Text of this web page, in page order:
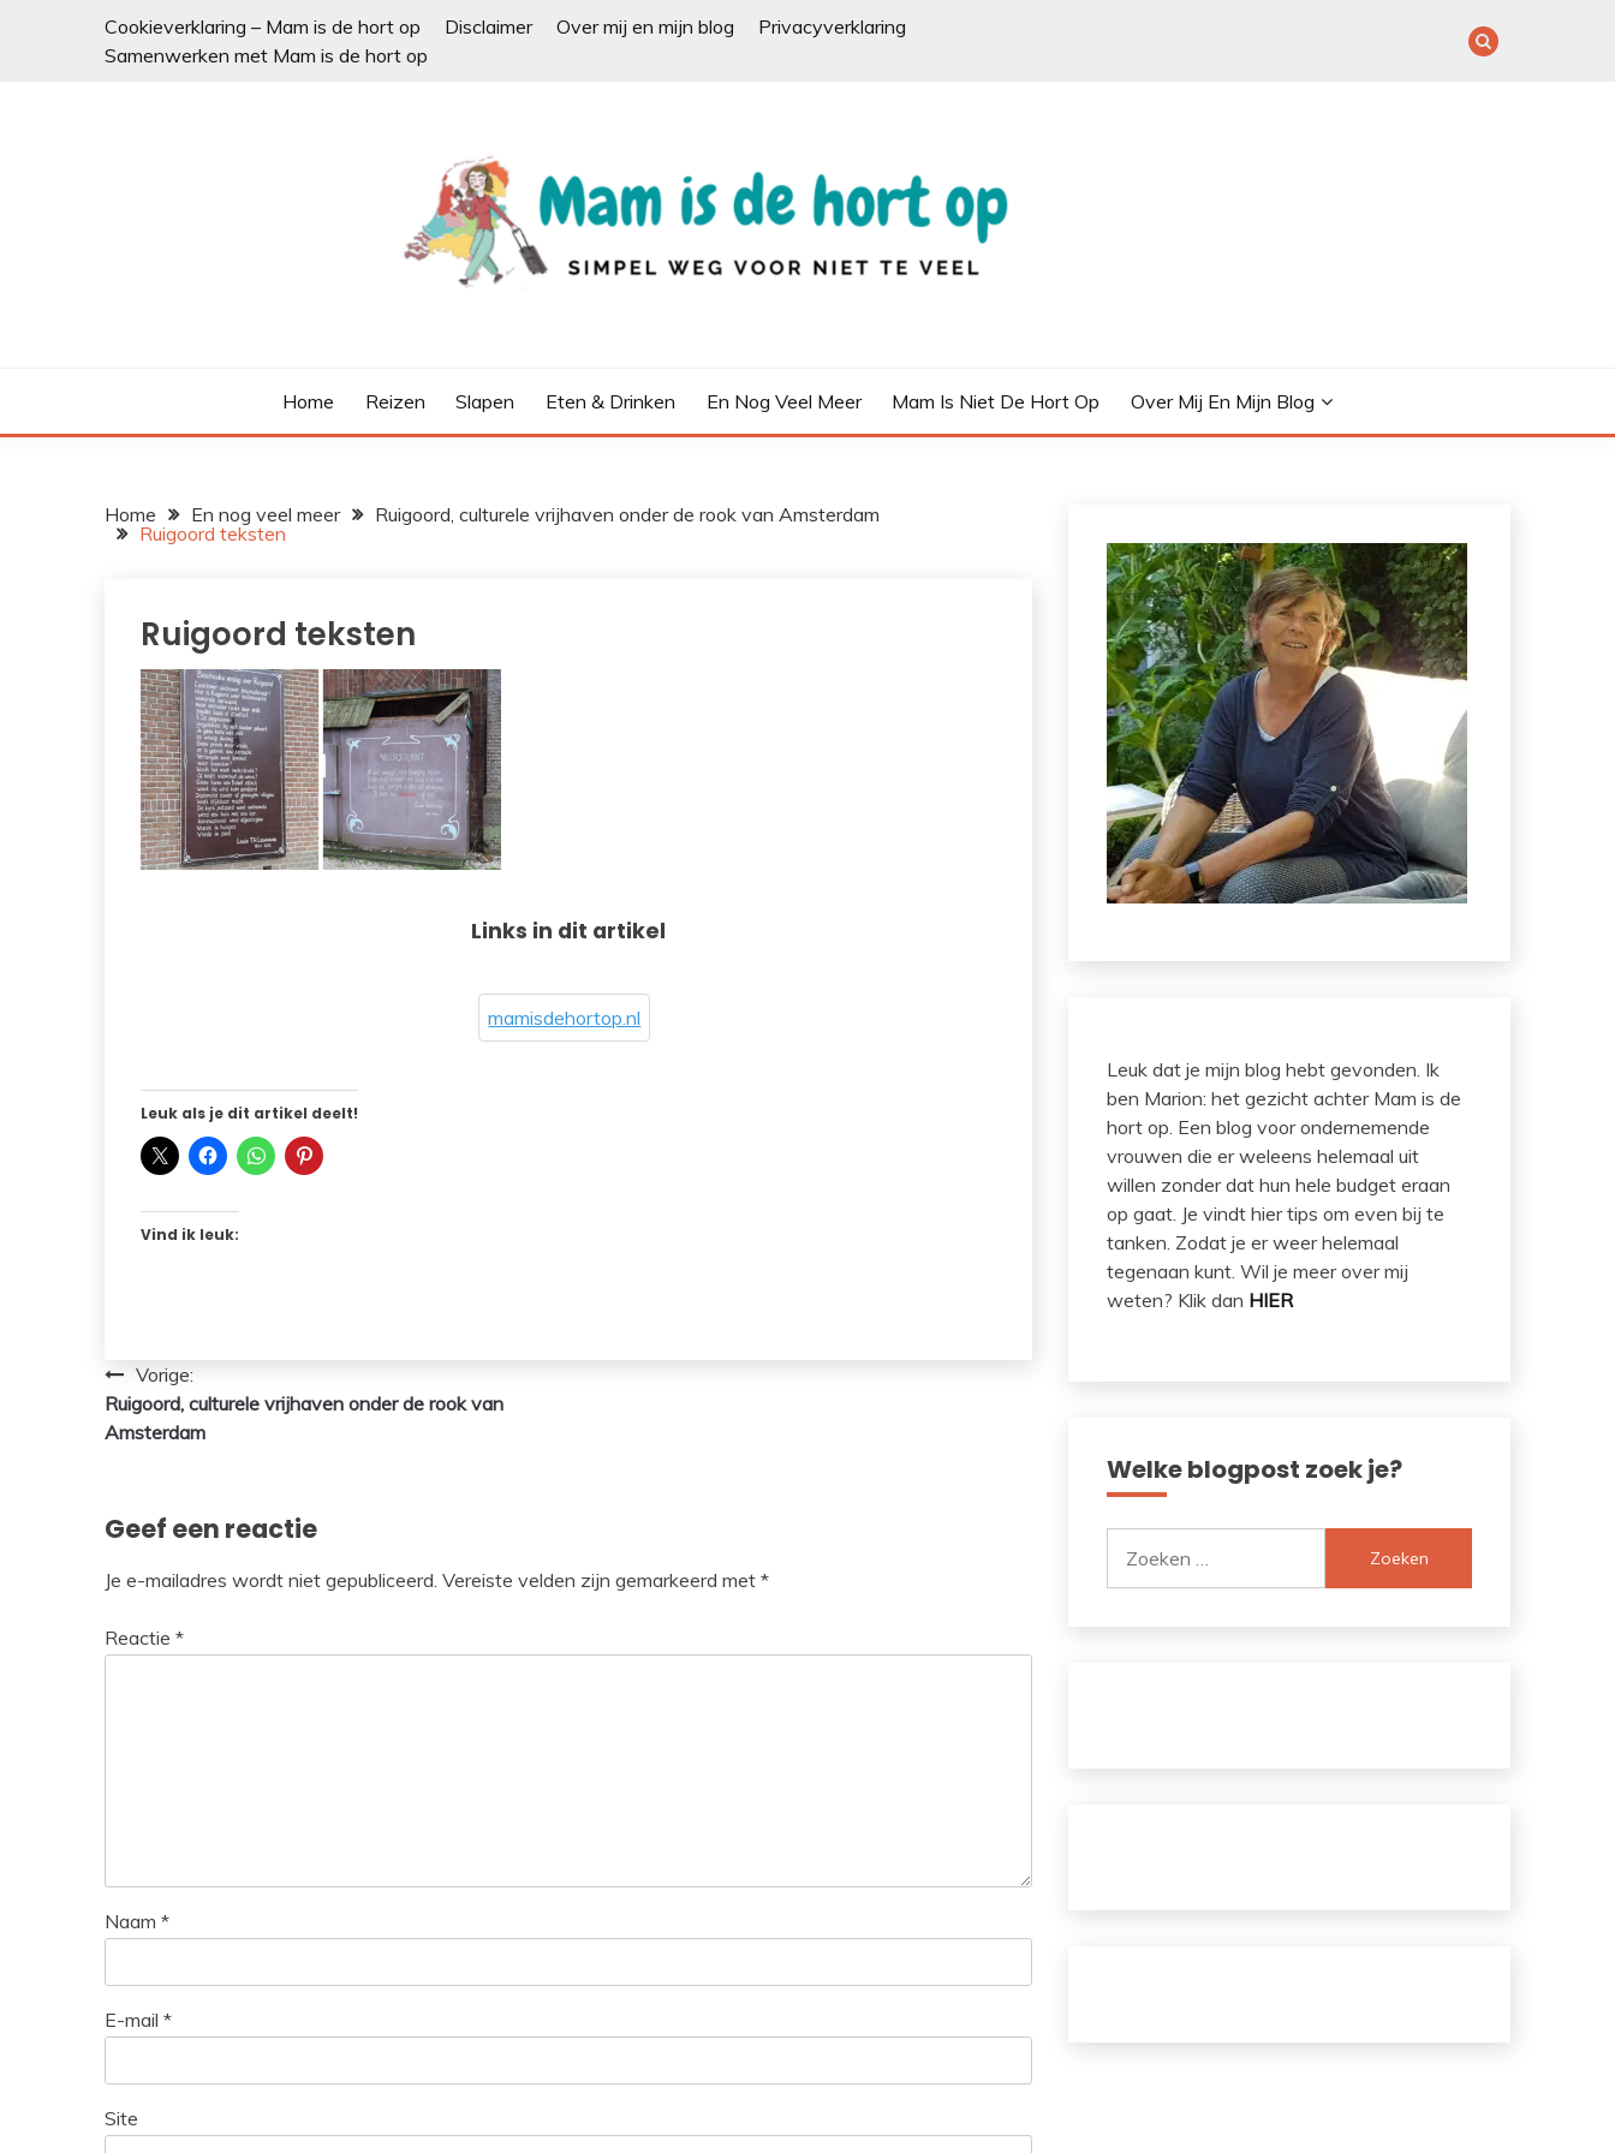
Cookieverklaring – Mam is de hort op Disclaimer Over mij en mijn blog
Privacyverklaring
Samenwerken met Mam is de hort op
Home Reizen Slapen Eten & Drinken En Nog Veel Meer Mam Is Niet De Hort Op Over Mij En Mijn Blog
Home En nog veel meer
Ruigoord, culturele vrijhaven onder de rook van Amsterdam
Ruigoord teksten
Ruigoord teksten
Links in dit artikel
mamisdehortop.nl
Leuk als je dit artikel deelt!
Vind ik leuk:
Bericht
navigatie
Vorige:
Ruigoord, culturele vrijhaven onder de rook van
Amsterdam
Geef een reactie
Je e-mailadres wordt niet gepubliceerd. Vereiste velden zijn gemarkeerd met *
Reactie *
Naam *
E-mail *
Site
Leuk dat je mijn blog hebt gevonden. Ik
ben Marion: het gezicht achter Mam is de
hort op. Een blog voor ondernemende
vrouwen die er weleens helemaal uit
willen zonder dat hun hele budget eraan
op gaat. Je vindt hier tips om even bij te
tanken. Zodat je er weer helemaal
tegenaan kunt. Wil je meer over mij
weten? Klik dan HIER
Welke blogpost zoek je?
naar: